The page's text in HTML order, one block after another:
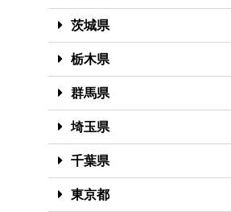
茨城県
栃木県
群馬県
埼玉県
千葉県
東京都